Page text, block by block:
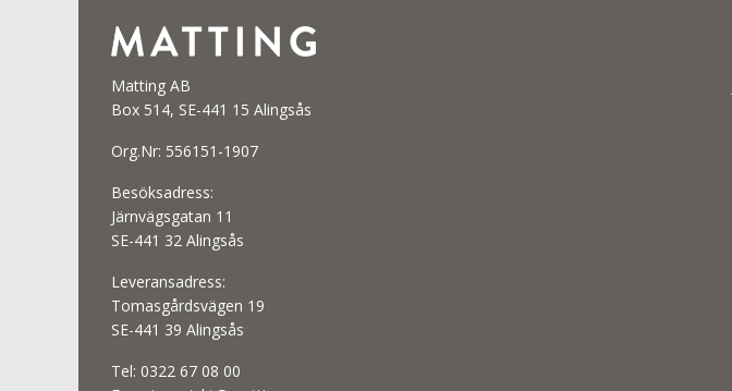
Matting AB
Box 514, SE-441 15 Alingsås
Org.Nr: 556151-1907
Besöksadress:
Järnvägsgatan 11
SE-441 32 Alingsås
Leveransadress:
Tomasgårdsvägen 19
SE-441 39 Alingsås
Tel: 0322 67 08 00